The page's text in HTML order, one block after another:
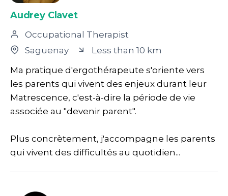
Audrey Clavet
Occupational Therapist
Saguenay
Less than 10 km
Ma pratique d'ergothérapeute s'oriente vers
les parents qui vivent des enjeux durant leur
Matrescence, c'est-à-dire la période de vie
associée au "devenir parent".
Plus concrètement, j'accompagne les parents
qui vivent des difficultés au quotidien...